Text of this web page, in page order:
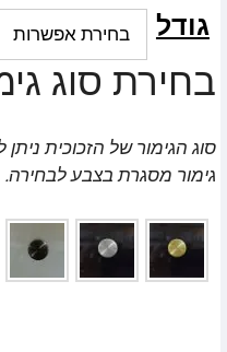
גודל
בחירת סוג
סוג הגימור של הזכוכית
גימור מסגרת בצבע לבחירה.